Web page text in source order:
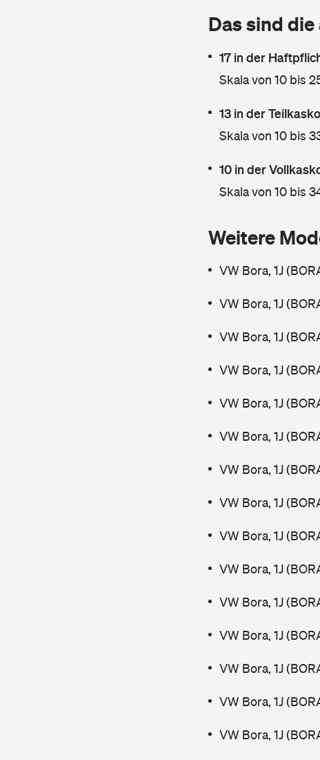
Das sind
17 in der
Skala von 10 bis
13 in der
Skala von 10 bis
10 in der
Skala von 10 bis
Weitere
VW Bora, 1J
VW Bora, 1J
VW Bora, 1J
VW Bora, 1J
VW Bora, 1J
VW Bora, 1J
VW Bora, 1J
VW Bora, 1J
VW Bora, 1J
VW Bora, 1J
VW Bora, 1J
VW Bora, 1J
VW Bora, 1J
VW Bora, 1J
VW Bora, 1J